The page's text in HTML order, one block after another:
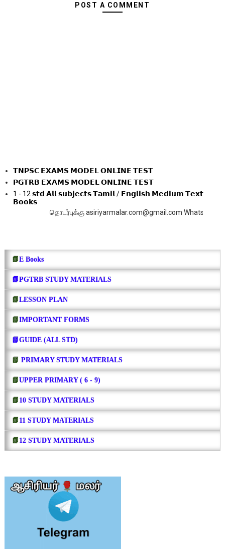
POST A COMMENT
𝗧𝗡𝗣𝗦𝗖 𝗘𝗫𝗔𝗠𝗦 𝗠𝗢𝗗𝗘𝗟 𝗢𝗡𝗟𝗜𝗡𝗘 𝗧𝗘𝗦𝗧
𝗣𝗚𝗧𝗥𝗕 𝗘𝗫𝗔𝗠𝗦 𝗠𝗢𝗗𝗘𝗟 𝗢𝗡𝗟𝗜𝗡𝗘 𝗧𝗘𝗦𝗧
1 - 12 𝘀𝘁𝗱 𝗔𝗹𝗹 𝘀𝘂𝗯𝗷𝗲𝗰𝘁𝘀 𝗧𝗮𝗺𝗶𝗹 / 𝗘𝗻𝗴𝗹𝗶𝘀𝗵 𝗠𝗲𝗱𝗶𝘂𝗺 𝗧𝗲𝘅𝘁
𝗕𝗼𝗼𝗸𝘀
தொடர்புக்கு asiriyarmalar.com@gmail.com WhatsApp 8124252459
📗E Books
📗PGTRB STUDY MATERIALS
📗LESSON PLAN
📗IMPORTANT FORMS
📗GUIDE (ALL STD)
📗 PRIMARY STUDY MATERIALS
📗UPPER PRIMARY ( 6 - 9)
📗 10 STUDY MATERIALS
📗 11 STUDY MATERIALS
📗 12 STUDY MATERIALS